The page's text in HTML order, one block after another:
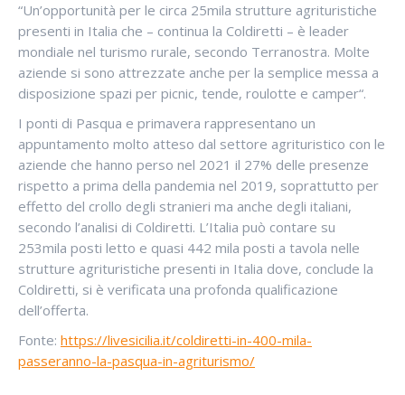
“Un’opportunità per le circa 25mila strutture agrituristiche
presenti in Italia che – continua la Coldiretti – è leader
mondiale nel turismo rurale, secondo Terranostra. Molte
aziende si sono attrezzate anche per la semplice messa a
disposizione spazi per picnic, tende, roulotte e camper“.
I ponti di Pasqua e primavera rappresentano un
appuntamento molto atteso dal settore agrituristico con le
aziende che hanno perso nel 2021 il 27% delle presenze
rispetto a prima della pandemia nel 2019, soprattutto per
effetto del crollo degli stranieri ma anche degli italiani,
secondo l’analisi di Coldiretti. L’Italia può contare su
253mila posti letto e quasi 442 mila posti a tavola nelle
strutture agrituristiche presenti in Italia dove, conclude la
Coldiretti, si è verificata una profonda qualificazione
dell’offerta.
Fonte: https://livesicilia.it/coldiretti-in-400-mila-
passeranno-la-pasqua-in-agriturismo/